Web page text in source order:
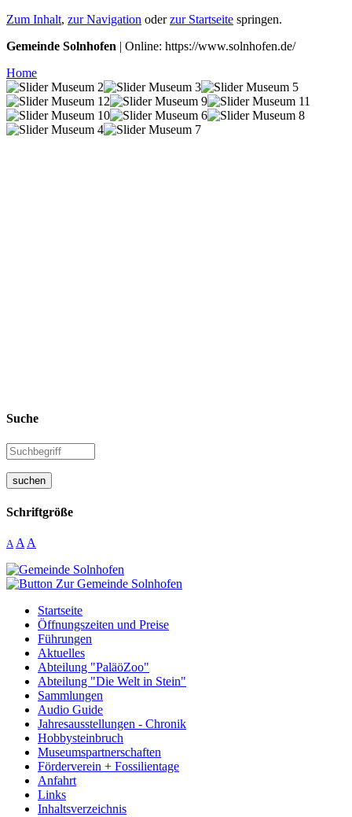
Zum Inhalt, zur Navigation oderzur Startseite springen.
Gemeinde Solnhofen | Online: https://www.solnhofen.de/
Home
Suche
suchen
Schriftgröße
A A A
Startseite
Öffnungszeiten und Preise
Führungen
Aktuelles
Abteilung "PaläöZoo"
Abteilung "Die Welt in Stein"
Sammlungen
Audio Guide
Jahresausstellungen - Chronik
Hobbysteinbruch
Museumspartnerschaften
Förderverein + Fossilientage
Anfahrt
Links
Inhaltsverzeichnis